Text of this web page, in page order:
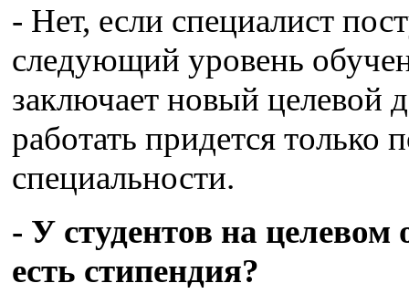
- Нет, если специалист
следующий уровень
заключает новый целевой
работать придется только
специальности.
- У студентов на целевом
есть стипендия?